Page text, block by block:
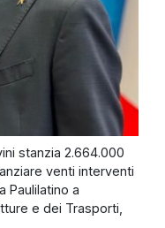
stanzia 2.664.000
venti interventi
Paulilatino a
e dei Trasporti,